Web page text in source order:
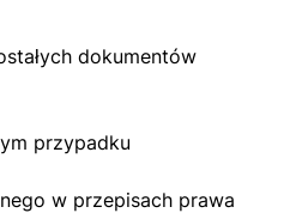
dokumentów
przypadku
w przepisach prawa